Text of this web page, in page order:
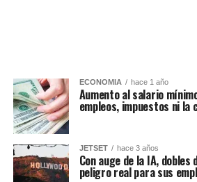
ECONOMIA hace 1 año
Aumento al salario
empleos, impuestos ni la
JETSET hace 3 años
Con auge de la IA, dobles
peligro real para sus